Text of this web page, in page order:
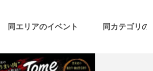
同エリアのイベント 同カテゴリの